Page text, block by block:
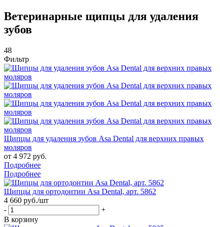
Ветеринарные щипцы для удаления
зубов
48
Фильтр
Щипцы для удаления зубов Asa Dental для верхних правых
моляров
от 4 972 руб.
Подробнее
Подробнее
Щипцы для ортодонтии Asa Dental, арт. 5862
4 660 руб./шт
-
+
В корзину